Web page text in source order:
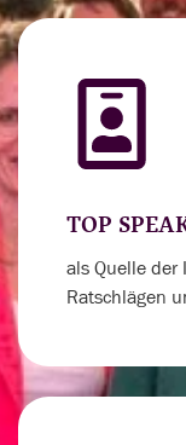
TOP
als Quelle
Ratschlägen